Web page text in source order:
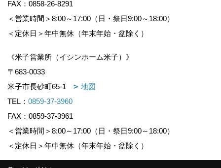
FAX：0858-26-8291
＜営業時間＞8:00～17:00（日・祭日9:00～18:00）
＜定休日＞年中無休（年末年始・盆除く）
《米子営業所（イシンホーム米子）》
〒683-0033
米子市長砂町65-1
地図
TEL： 0859-37-3960
FAX：0859-37-3961
＜営業時間＞8:00～17:00（日・祭日9:00～18:00）
＜定休日＞年中無休（年末年始・盆除く）